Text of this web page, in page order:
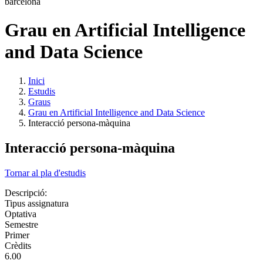
Grau en Artificial Intelligence
and Data Science
Inici
Estudis
Graus
Grau en Artificial Intelligence and Data Science
Interacció persona-màquina
Interacció persona-màquina
Tornar al pla d'estudis
Descripció:
Tipus assignatura
Optativa
Semestre
Primer
Crèdits
6.00